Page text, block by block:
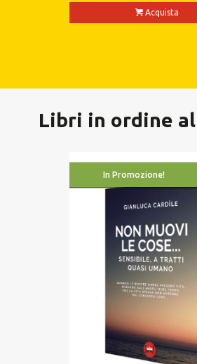
Acquista
Libri in ordine
In Promozione!